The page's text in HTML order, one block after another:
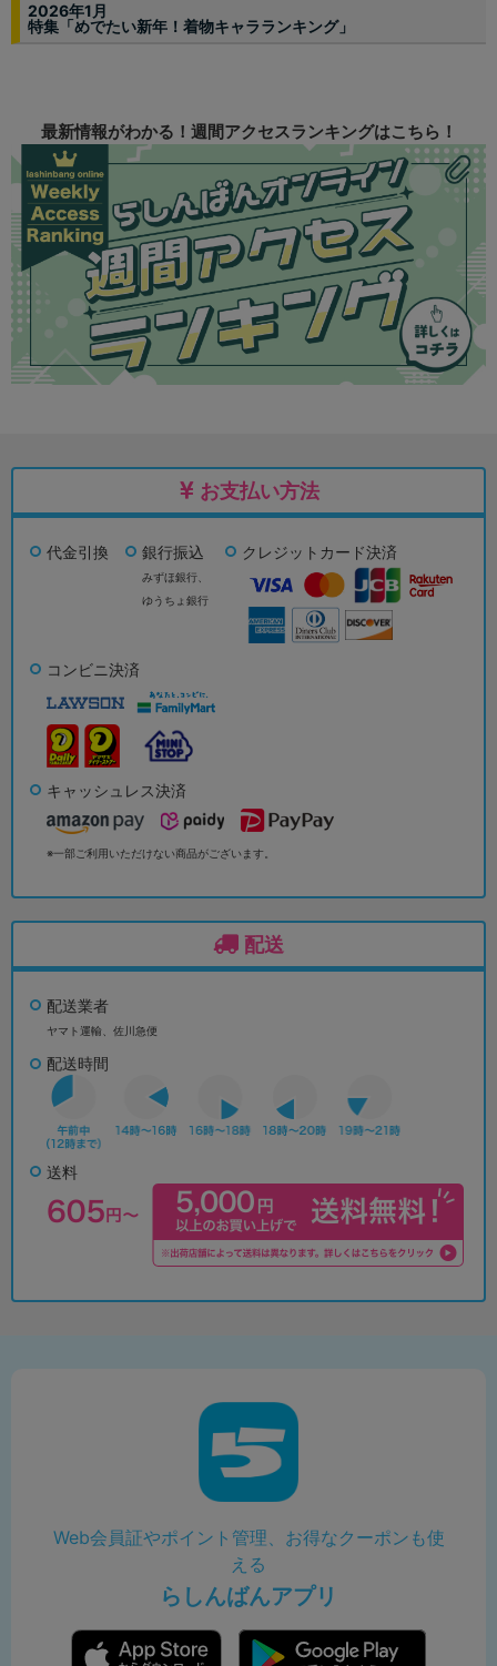
2026年1月
特集「めでたい新年！着物キャラランキング」
最新情報がわかる！週間アクセスランキングはこちら！
お支払い方法
代金引換 銀行振込
みずほ銀行、
ゆうちょ銀行
クレジットカード決済
コンビニ決済
キャッシュレス決済
※一部ご利用いただけない商品がございます。
配送
配送業者
ヤマト運輸、佐川急便
配送時間
送料
Web会員証やポイント管理、お得なクーポンも使
える
らしんばんアプリ